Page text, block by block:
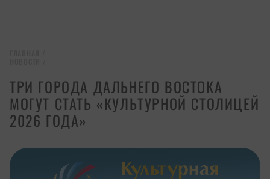
ТРИ ГОРОДА ДАЛЬНЕГО ВОСТОКА
МОГУТ СТАТЬ «КУЛЬТУРНОЙ СТОЛИЦЕЙ
2026 ГОДА»